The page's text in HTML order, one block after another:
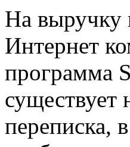
На выручку
Интернет
программа
существует
переписка,